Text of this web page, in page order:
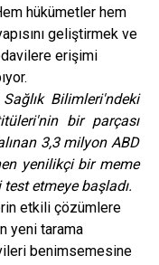
hükümetler hem
geliştirmek ve
erişimi
Bilimleri'ndeki
bir parçası
3,3 milyon ABD
yenilikçi bir meme
etmeye başladı.
etkili çözümlere
yeni tarama
benimsemesine